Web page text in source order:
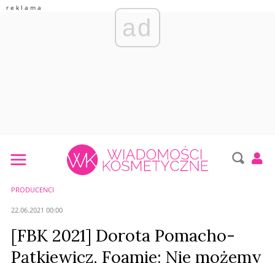
ad
PRODUCENCI
22.06.2021 00:00
[FBK 2021] Dorota Pomacho-
Pątkiewicz, Foamie: Nie możemy